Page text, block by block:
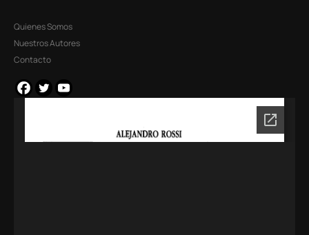
Quienes Somos
Nuestros Autores
Contacto